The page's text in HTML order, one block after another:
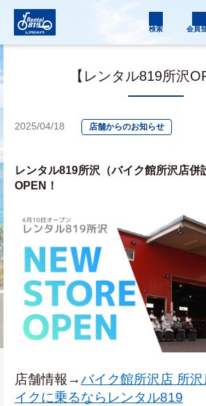
検索 会員
【レンタル819所沢
2025/04/18 店舗からのお知らせ
レンタル819所沢（バイク館所沢店併
OPEN！
店舗情報→バイク館所沢店 所
イクに乗るならレンタル819